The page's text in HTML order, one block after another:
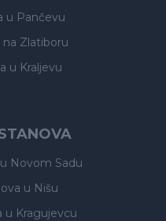
u Pančevu
na Zlatiboru
u Kraljevu
u Novom Sadu
u Nišu
u Kragujevcu